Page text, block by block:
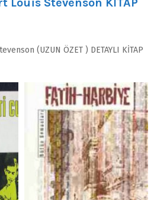
(UZUN ÖZET ) DETAYLI KİTAP